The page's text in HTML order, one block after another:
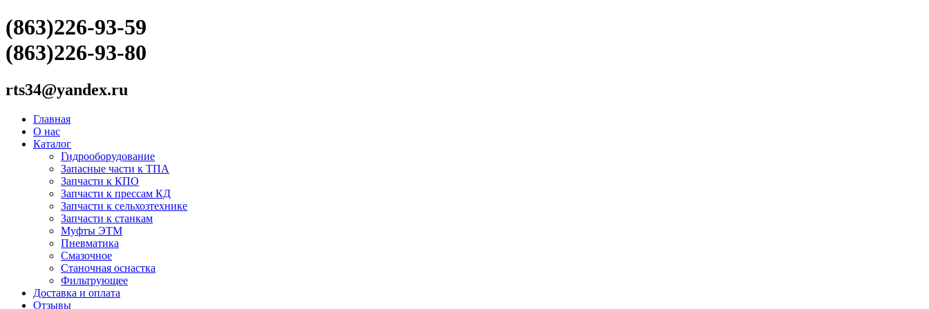
(863)226-93-59
(863)226-93-80
rts34@yandex.ru
Главная
О нас
Каталог
Гидрооборудование
Запасные части к ТПА
Запчасти к КПО
Запчасти к прессам КД
Запчасти к сельхозтехнике
Запчасти к станкам
Муфты ЭТМ
Пневматика
Смазочное
Станочная оснастка
Фильтрующее
Доставка и оплата
Отзывы